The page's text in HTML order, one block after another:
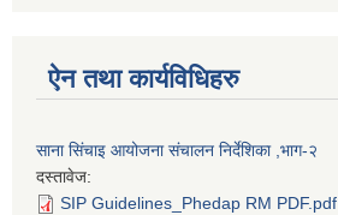
ऐन तथा कार्यविधिहरु
साना सिंचाइ आयोजना संचालन निर्देशिका ,भाग-२
दस्तावेज:
SIP Guidelines_Phedap RM PDF.pdf